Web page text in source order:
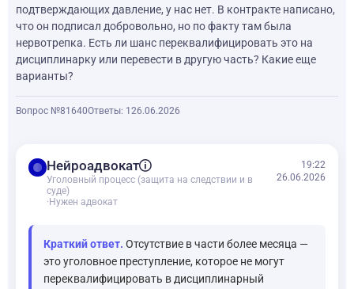
подтверждающих давление, у нас нет. В контракте написано,
что он подписал добровольно, но по факту там была
нервотрепка. Есть ли шанс переквалифицировать это на
дисциплинарку или перевести в другую часть? Какие еще
варианты?
Вопрос №81640Ответы: 1 26.06.2026
balanceНейроадвокат
Уголовный процесс (защита на следствии и в
суде)
· Нужен адвокат
19:22
26.06.2026
Краткий ответ. Отсутствие в части более месяца —
это уголовное преступление, которое не могут
переквалифицировать в дисциплинарный